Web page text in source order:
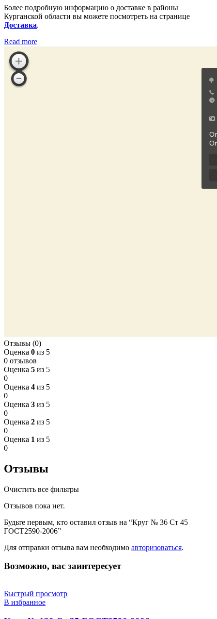
Более подробную информацию о доставке в районы
Курганской области вы можете посмотреть на странице
Доставка.
Read more
Отзывы (0)
Оценка 0 из 5
0 отзывов
Оценка 5 из 5
0
Оценка 4 из 5
0
Оценка 3 из 5
0
Оценка 2 из 5
0
Оценка 1 из 5
0
Отзывы
Очистить все фильтры
Отзывов пока нет.
Будьте первым, кто оставил отзыв на “Круг № 36 Ст 45
ГОСТ2590-2006”
Для отправки отзыва вам необходимо авторизоваться.
Возможно, вас заинтересует
Быстрый просмотр
В избранное